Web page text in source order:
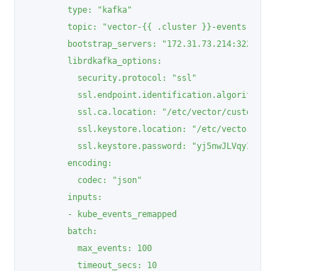
        type: "kafka"
        topic: "vector-{{ .cluster }}-events"
        bootstrap_servers: "172.31.73.214:32239"
        librdkafka_options:
          security.protocol: "ssl"
          ssl.endpoint.identification.algorithm: "none"
ssl.ca.location: "/etc/vector/custom/
ssl.keystore.location: "/etc/vector/custom/
ssl.keystore.password:
        encoding:
          codec: "json"
        inputs:
        - kube_events_remapped
        batch:
          max_events: 100
          timeout_secs: 10